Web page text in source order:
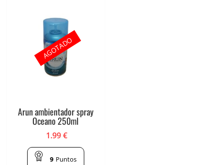
Arun ambientador spray
Oceano 250ml
1.99€
9 Puntos
AGOTADO